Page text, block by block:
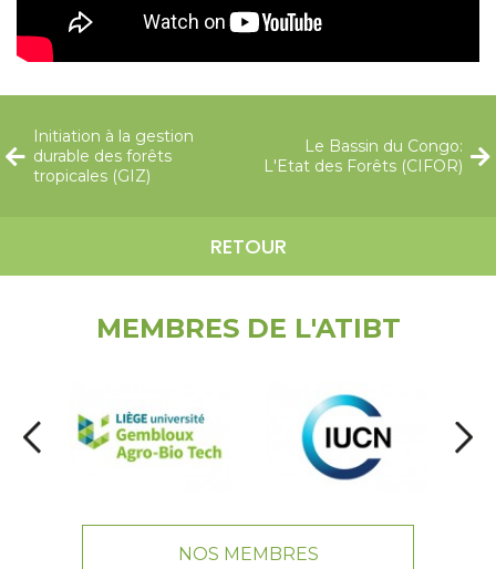
Initiation à la gestion
durable des forêts
tropicales (GIZ)
RETOUR
Le Bassin du Congo:
L'Etat des Forêts (CIFOR)
MEMBRES DE L'ATIBT
NOS MEMBRES